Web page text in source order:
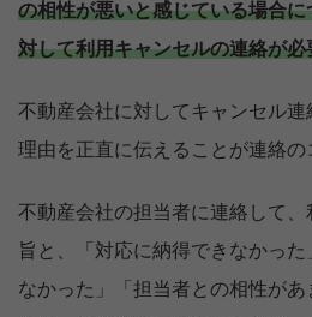
の相性が悪いと感じている場合
対して利用キャンセルの連絡が必
不動産会社に対してキャンセル連
理由を正直に伝えることが連絡の
不動産会社の担当者に連絡して
旨と、「対応に納得できなかっ
なかった」「担当者との相性があ